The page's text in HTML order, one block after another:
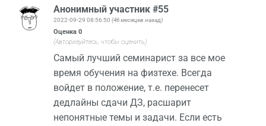
Анонимный участник #55
2022-09-29 08:56:50 (46 месяцев назад)
Оценка 0
(Авторизуйтесь, чтобы оценить)
Самый лучший семинарист за все мое
время обучения на физтехе. Всегда
войдет в положение, т.е. перенесет
дедлайны сдачи ДЗ, расшарит
непонятные темы и задачи. Если есть